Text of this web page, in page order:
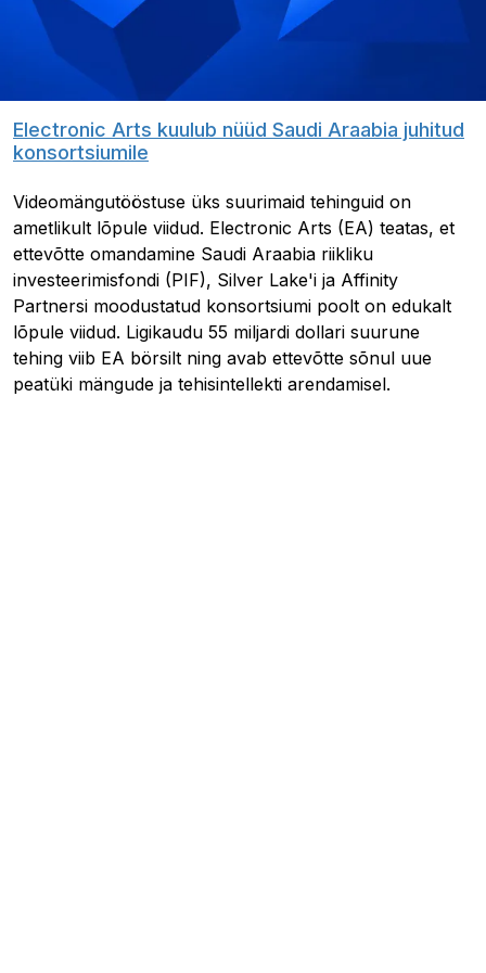
Electronic Arts kuulub nüüd Saudi Araabia juhitud
konsortsiumile
Videomängutööstuse üks suurimaid tehinguid on
ametlikult lõpule viidud. Electronic Arts (EA) teatas, et
ettevõtte omandamine Saudi Araabia riikliku
investeerimisfondi (PIF), Silver Lake'i ja Affinity
Partnersi moodustatud konsortsiumi poolt on edukalt
lõpule viidud. Ligikaudu 55 miljardi dollari suurune
tehing viib EA börsilt ning avab ettevõtte sõnul uue
peatüki mängude ja tehisintellekti arendamisel.